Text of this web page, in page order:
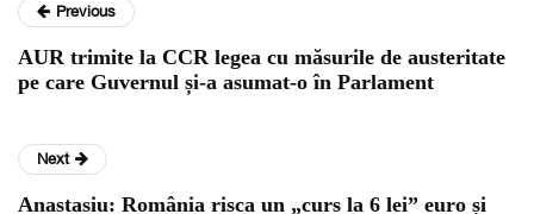
Previous
AUR trimite la CCR legea cu măsurile de austeritate
pe care Guvernul și-a asumat-o în Parlament
Next
Anastasiu: România risca un „curs la 6 lei” euro și